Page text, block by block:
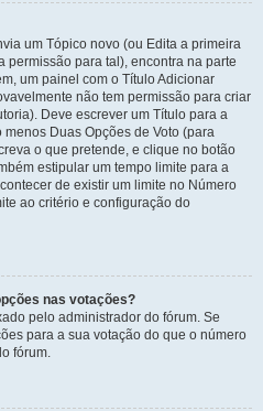
um Tópico novo (ou Edita a primeira
permissão para tal), encontra na parte
um painel com o Título Adicionar
não tem permissão para criar
Deve escrever um Título para a
Duas Opções de Voto (para
o que pretende, e clique no botão
estipular um tempo limite para a
de existir um limite no Número
ao critério e configuração do
nas votações?
pelo administrador do fórum. Se
para a sua votação do que o número
fórum.